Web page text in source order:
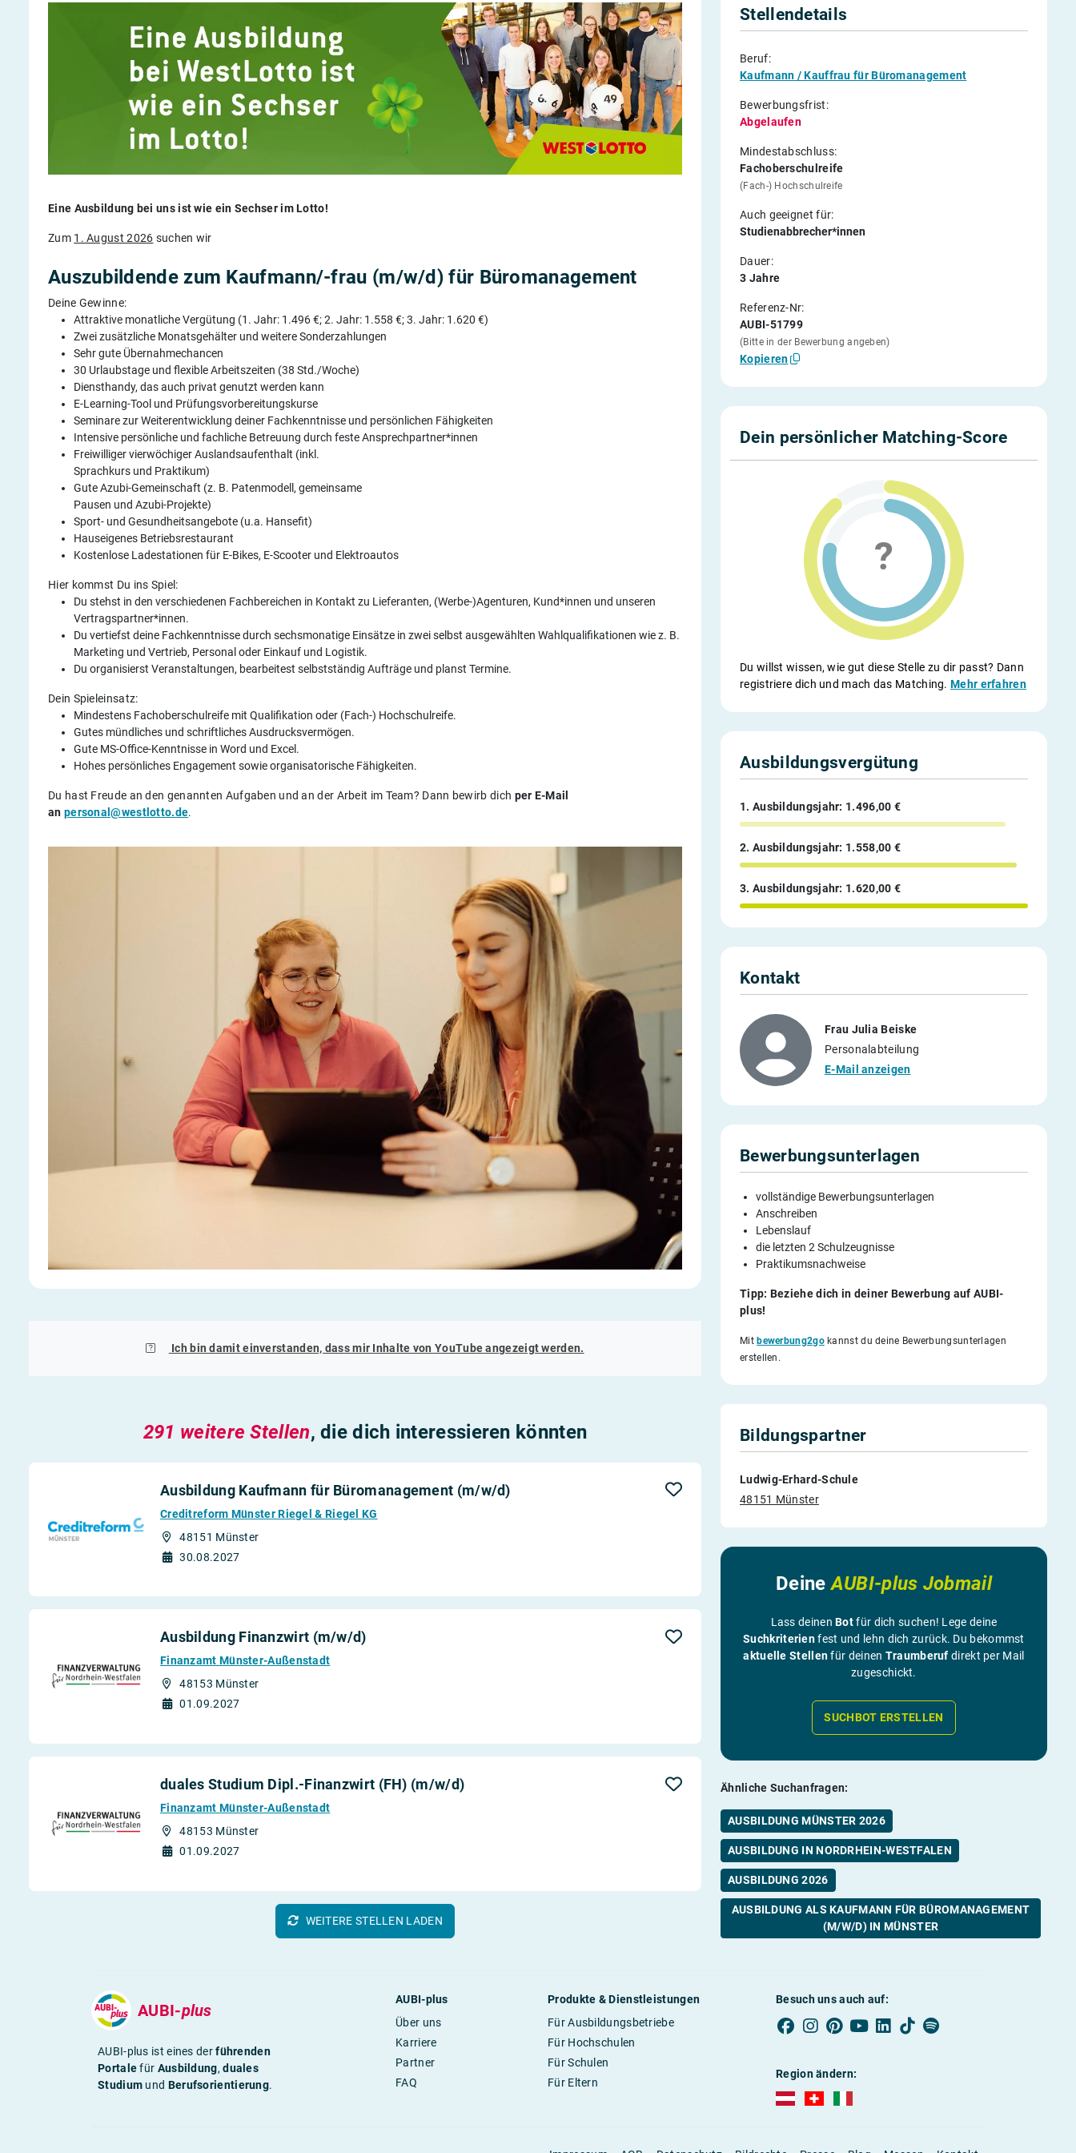
Eine Ausbildung bei uns ist wie ein Sechser im Lotto!
Zum 1. August 2026 suchen wir
Auszubildendezum Kaufmann/-frau (m/w/d) für Büromanagement
Deine Gewinne:
Attraktive monatliche Vergütung (1. Jahr: 1.496 €; 2. Jahr: 1.558 €; 3. Jahr: 1.620 €)
Zwei zusätzliche Monatsgehälter und weitere Sonderzahlungen
Sehr gute Übernahmechancen
30 Urlaubstage und flexible Arbeitszeiten (38 Std./Woche)
Diensthandy, das auch privat genutzt werden kann
E-Learning-Tool und Prüfungsvorbereitungskurse
Seminare zur Weiterentwicklung deiner Fachkenntnisse und persönlichen Fähigkeiten
Intensive persönliche und fachliche Betreuung durch feste Ansprechpartner*innen
Freiwilliger vierwöchiger Auslandsaufenthalt (inkl.
Sprachkurs und Praktikum)
Gute Azubi-Gemeinschaft (z. B. Patenmodell, gemeinsame
Pausen und Azubi-Projekte)
Sport- und Gesundheitsangebote (u.a. Hansefit)
Hauseigenes Betriebsrestaurant
Kostenlose Ladestationen für E-Bikes, E-Scooter und Elektroautos
Hier kommst Du ins Spiel:
Du stehst in den verschiedenen Fachbereichen in Kontakt zu Lieferanten, (Werbe-)Agenturen, Kund*innen und unseren
Vertragspartner*innen.
Du vertiefst deine Fachkenntnisse durch sechsmonatige Einsätze in zwei selbst ausgewählten Wahlqualifikationen wie z. B.
Marketing und Vertrieb, Personal oder Einkauf und Logistik.
Du organisierst Veranstaltungen, bearbeitest selbstständig Aufträge und planst Termine.
Dein Spieleinsatz:
Mindestens Fachoberschulreife mit Qualifikation oder (Fach-) Hochschulreife.
Gutes mündliches und schriftliches Ausdrucksvermögen.
Gute MS-Office-Kenntnisse in Word und Excel.
Hohes persönliches Engagement sowie organisatorische Fähigkeiten.
Du hast Freude an den genannten Aufgaben und an der Arbeit im Team? Dann bewirb dich per E-Mail
an personal@westlotto.de.
Stellendetails
Beruf:
Kaufmann / Kauffrau für Büromanagement
Bewerbungsfrist:
Abgelaufen
Mindestabschluss:
Fachoberschulreife
(Fach-) Hochschulreife
Auch geeignet für:
Studienabbrecher*innen
Dauer:
3 Jahre
Referenz-Nr:
AUBI-51799
(Bitte in der Bewerbung angeben)
Kopieren
Dein persönlicher Matching-Score
Du willst wissen, wie gut diese Stelle zu dir passt? Dann
registriere dich und mach das Matching.Mehr erfahren
Ausbildungsvergütung
1. Ausbildungsjahr: 1.496,00 €
2. Ausbildungsjahr: 1.558,00 €
3. Ausbildungsjahr: 1.620,00 €
Kontakt
Frau Julia Beiske
Personalabteilung
E-Mail anzeigen
Bewerbungsunterlagen
vollständige Bewerbungsunterlagen
Anschreiben
Lebenslauf
die letzten 2 Schulzeugnisse
Praktikumsnachweise
Tipp: Beziehe dich in deiner Bewerbung auf AUBI-
plus!
Mitbewerbung2gokannst du deine Bewerbungsunterlagen
erstellen.
Bildungspartner
Ludwig-Erhard-Schule
48151 Münster
DeineAUBI-plus Jobmail
Lass deinenBotfür dich suchen! Lege deine
Suchkriterienfest und lehn dich zurück. Du bekommst
aktuelle Stellenfür deinen Traumberuf direkt per Mail
zugeschickt.
SUCHBOT ERSTELLEN
Ähnliche Suchanfragen:
AUSBILDUNG MÜNSTER 2026
AUSBILDUNG IN NORDRHEIN-WESTFALEN
AUSBILDUNG 2026
AUSBILDUNG ALS KAUFMANN FÜR BÜROMANAGEMENT
(M/W/D) IN MÜNSTER
Ich bin damit einverstanden, dass mir Inhalte vonYouTubeangezeigt werden.
291 weitere Stellen, die dich interessieren könnten
Ausbildung Kaufmann für Büromanagement (m/w/d)
Creditreform Münster Riegel & Riegel KG
48151 Münster
30.08.2027
Ausbildung Finanzwirt (m/w/d)
Finanzamt Münster-Außenstadt
48153 Münster
01.09.2027
duales Studium Dipl.-Finanzwirt (FH) (m/w/d)
Finanzamt Münster-Außenstadt
48153 Münster
01.09.2027
WEITERE STELLEN LADEN
AUBI-plus
AUBI-plus ist eines derführenden
Portalefür Ausbildung,duales
Studium und Berufsorientierung.
AUBI-plus
Über uns
Karriere
Partner
FAQ
Produkte & Dienstleistungen
Für Ausbildungsbetriebe
Für Hochschulen
Für Schulen
Für Eltern
Besuch uns auch auf:
Region ändern:
AUBI-plus Österreich (deutsch)